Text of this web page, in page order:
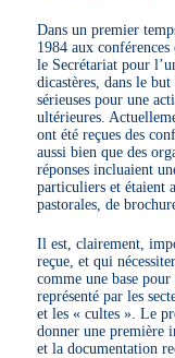
Dans un premier
1984 aux
le Secrétariat pour
dicastères, dans le
sérieuses pour une
ultérieures.
ont été reçues des
aussi bien que des
réponses incluaient
particuliers et étaient
pastorales, de
Il est, clairement,
reçue, et qui
comme une base
représenté par les
et les « cultes ». Le
donner une première
et la documentation